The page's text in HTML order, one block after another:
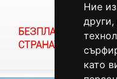
Ние
като
Ние
като
БЕЗПЛАТНА
СТРАНАТА!